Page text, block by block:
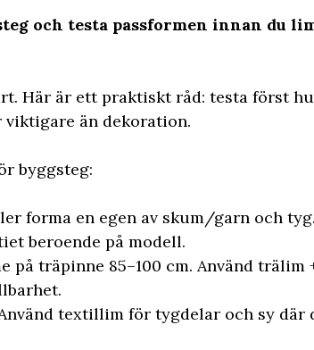
och testa passformen innan du
Här är ett praktiskt råd: testa först
viktigare än dekoration.
byggsteg:
forma en egen av skum/garn och
beroende på modell.
på träpinne 85–100 cm. Använd trälim
textillim för tygdelar och sy där